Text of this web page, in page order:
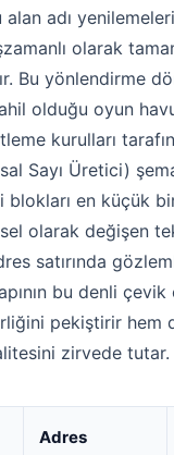
adı
olarak
Bu yönlendirme
olduğu oyun
kurulları
Sayı Üretici)
blokları en küçük
olarak değişen
satırında
bu denli çevik
pekiştirir hem
zirvede tutar.
Adres